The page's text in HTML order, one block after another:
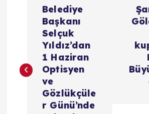
ı
Belediye
Başkanı
Selçuk
Yıldız’dan
1 Haziran
Optisyen
ve
Gözlükçüle
r Günü’nde